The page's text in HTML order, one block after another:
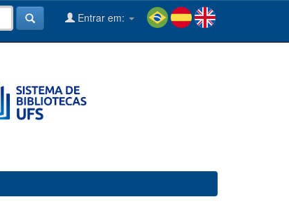
Entrar em: